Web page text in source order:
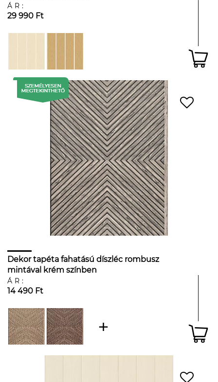
ÁR:
29 990 Ft
Dekor tapéta fahatású díszléc rombusz
mintával krém színben
ÁR:
14 490 Ft